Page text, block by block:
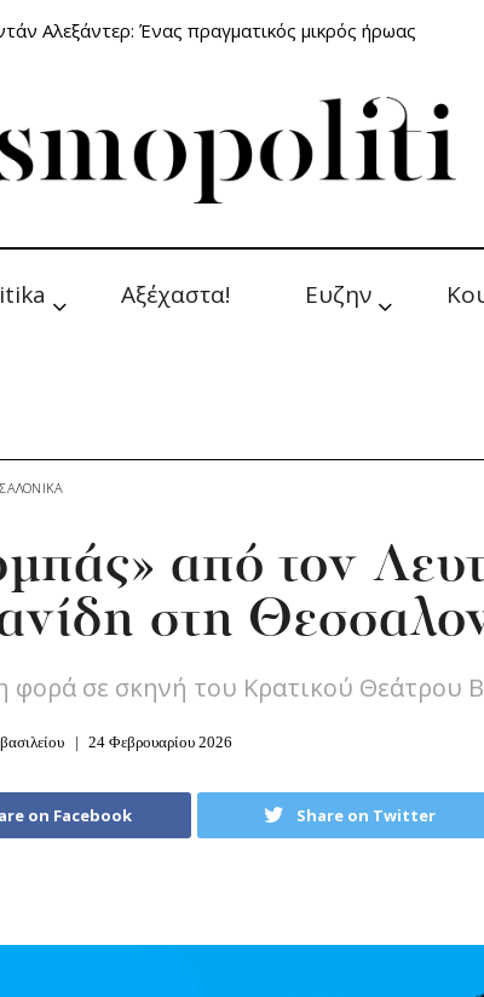
Αλεξάντερ: Ένας πραγματικός μικρός ήρωας
Αξέχαστα! Ευζην
από τον
στη
φορά σε σκηνή του Κρατικού Θεάτρου
24 Φεβρουαρίου 2026
on Facebook Share on Twitter